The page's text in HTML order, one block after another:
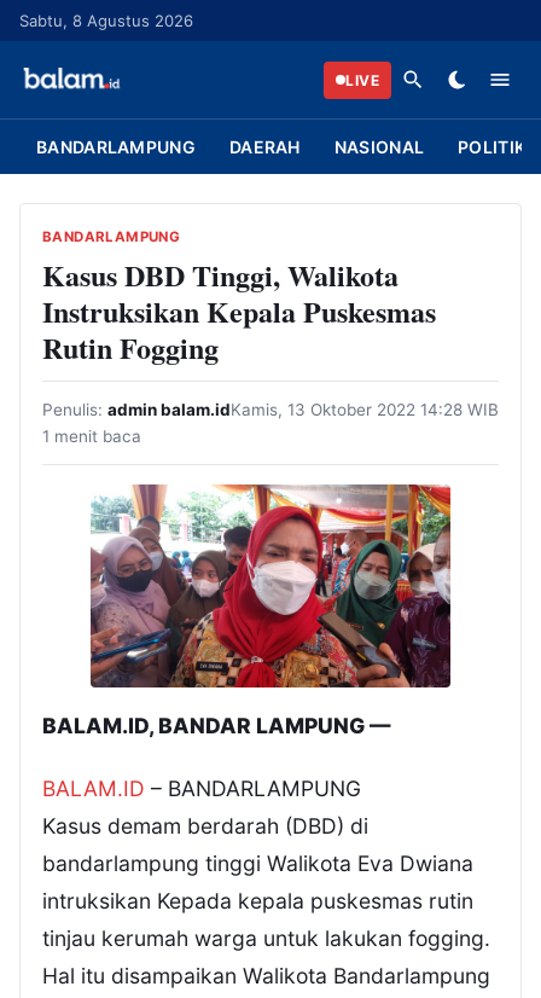
u
Sabtu, 8 Agustus 2026
LIVE
BANDARLAMPUNG DAERAH NASIONAL POLITIK
BANDARLAMPUNG
Kasus DBD Tinggi, Walikota
Instruksikan Kepala Puskesmas
Rutin Fogging
Penulis: admin balam.idKamis, 13 Oktober 2022 14:28 WIB
1 menit baca
BALAM.ID, BANDAR LAMPUNG —
BALAM.ID – BANDARLAMPUNG
Kasus demam berdarah (DBD) di
bandarlampung tinggi Walikota Eva Dwiana
intruksikan Kepada kepala puskesmas rutin
tinjau kerumah warga untuk lakukan fogging.
Hal itu disampaikan Walikota Bandarlampung